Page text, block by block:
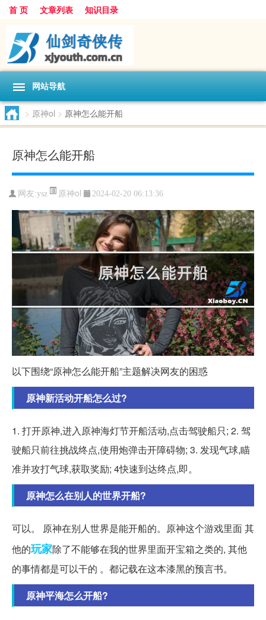
首 页 文章列表 知识目录
网站导航
> 原神ol > 原神怎么能开船
原神怎么能开船
网友:ysz 原神ol 2024-02-20 06:13:36
以下围绕“原神怎么能开船”主题解决网友的困惑
原神新活动开船怎么过?
1. 打开原神,进入原神海灯节开船活动,点击驾驶船只; 2. 驾
驶船只前往挑战终点,使用炮弹击开障碍物; 3. 发现气球,瞄
准并攻打气球,获取奖励; 4快速到达终点,即。
原神怎么在别人的世界开船?
可以。 原神在别人世界是能开船的。原神这个游戏里面 其
他的玩家除了不能够在我的世界里面开宝箱之类的, 其他
的事情都是可以干的 。都记载在这本漆黑的预言书。
原神平海怎么开船?